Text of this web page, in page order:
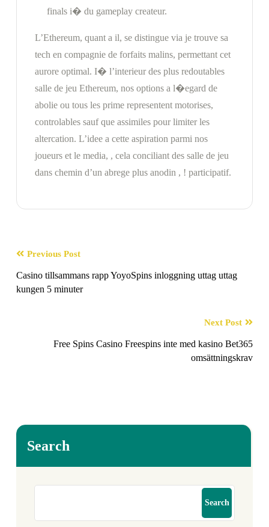
finals i� du gameplay createur.
L’Ethereum, quant a il, se distingue via je trouve sa
tech en compagnie de forfaits malins, permettant cet
aurore optimal. I� l’interieur des plus redoutables
salle de jeu Ethereum, nos options a l�egard de
abolie ou tous les prime representent motorises,
controlables sauf que assimiles pour limiter les
altercation. L’idee a cette aspiration parmi nos
joueurs et le media, , cela conciliant des salle de jeu
dans chemin d’un abrege plus anodin , ! participatif.
Previous Post
Casino tillsammans rapp YoyoSpins inloggning uttag uttag
kungen 5 minuter
Next Post
Free Spins Casino Freespins inte med kasino Bet365
omsättningskrav
Search
Search